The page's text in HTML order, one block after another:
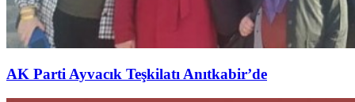
AK Parti Ayvacık Teşkilatı Anıtkabir’de